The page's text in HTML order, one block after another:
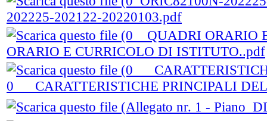
202225-202122-20220103.pdf
ORARIO E CURRICOLO DI ISTITUTO..pdf
0___CARATTERISTICHE PRINCIPALI